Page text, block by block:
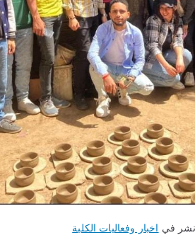
نشر في اخبار وفعاليات الكلية